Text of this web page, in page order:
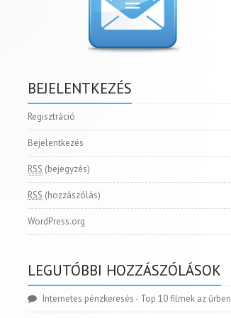
BEJELENTKEZÉS
Regisztráció
Bejelentkezés
RSS (bejegyzés)
RSS (hozzászólás)
WordPress.org
LEGUTÓBBI HOZZÁSZÓLÁSOK
Internetes pénzkeresés - Top 10 filmek az űrben